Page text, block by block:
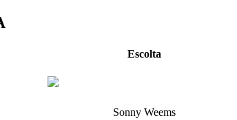
Escolta
Sonny Weems